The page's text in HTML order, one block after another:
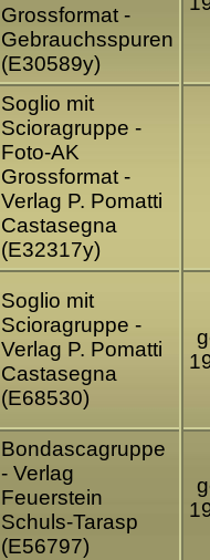
Grossformat -
Gebrauchsspuren
(E30589y)
Soglio mit
Scioragruppe -
Foto-AK
Grossformat -
Verlag P. Pomatti
Castasegna
(E32317y)
Soglio mit
Scioragruppe -
Verlag P. Pomatti
Castasegna
(E68530)
Bondascagruppe
- Verlag
Feuerstein
Schuls-Tarasp
(E56797)